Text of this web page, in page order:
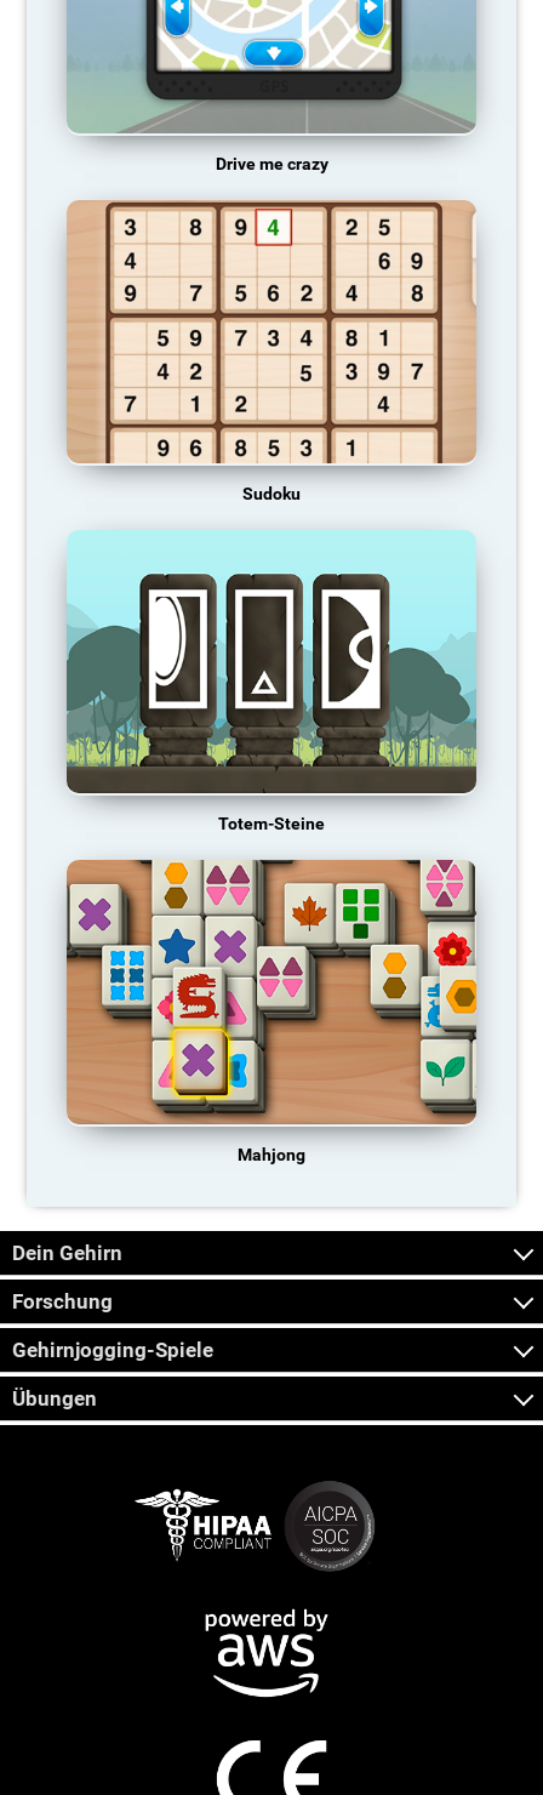
Drive me crazy
Sudoku
Totem-Steine
Mahjong
Dein Gehirn
Forschung
Gehirnjogging-Spiele
Übungen